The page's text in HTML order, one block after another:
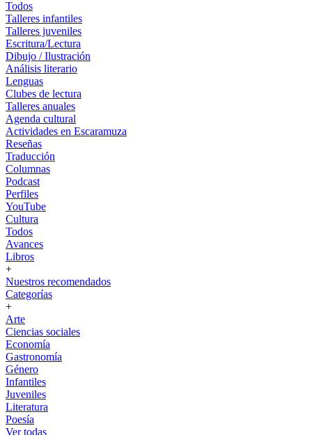
Todos
Talleres infantiles
Talleres juveniles
Escritura/Lectura
Dibujo / Ilustración
Análisis literario
Lenguas
Clubes de lectura
Talleres anuales
Agenda cultural
Actividades en Escaramuza
Reseñas
Traducción
Columnas
Podcast
Perfiles
YouTube
Cultura
Todos
Avances
Libros
+
Nuestros recomendados
Categorías
+
Arte
Ciencias sociales
Economía
Gastronomía
Género
Infantiles
Juveniles
Literatura
Poesía
Ver todas